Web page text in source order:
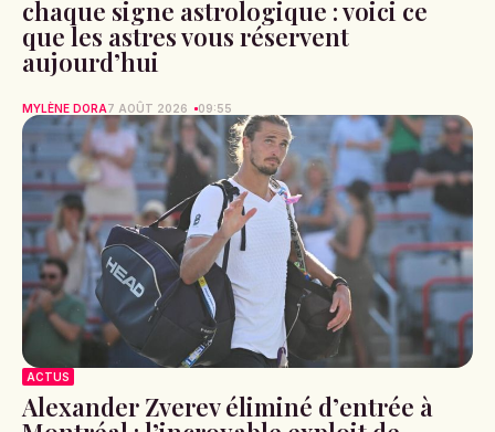
chaque signe astrologique : voici ce
que les astres vous réservent
aujourd’hui
MYLÈNE DORA7 AOÛT 2026 09:55
ACTUS
Alexander Zverev éliminé d’entrée à